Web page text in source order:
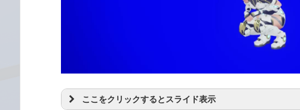
ここをクリックするとスライド表示